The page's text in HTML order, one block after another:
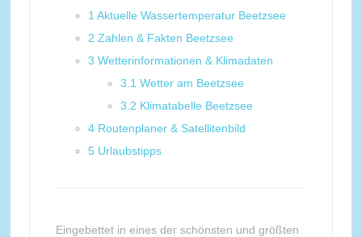
1 Aktuelle Wassertemperatur Beetzsee
2 Zahlen & Fakten Beetzsee
3 Wetterinformationen & Klimadaten
3.1 Wetter am Beetzsee
3.2 Klimatabelle Beetzsee
4 Routenplaner & Satellitenbild
5 Urlaubstipps
Eingebettet in eines der schönsten und größten